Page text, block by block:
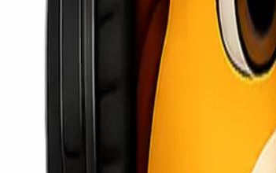
logistik luas, pengiriman barang dari Jakarta
Lionel Express menyediakan layanan packing